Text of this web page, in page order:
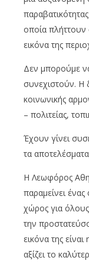
οποία πλήττουν
εικόνα της
Δεν μπορούμε
συνεχιστούν. Η
κοινωνικής
– πολιτείας,
Έχουν γίνει
τα
Η Λεωφόρος
παραμείνει
χώρος για
την
εικόνα της
αξίζει το